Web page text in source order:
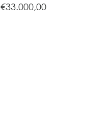
€33.000,00